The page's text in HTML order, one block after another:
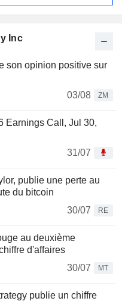
Inc
son opinion positive sur
03/08
ZM
Earnings Call, Jul 30,
31/07
publie une perte au
du bitcoin
30/07
RE
au deuxième
d'affaires
30/07
MT
publie un chiffre